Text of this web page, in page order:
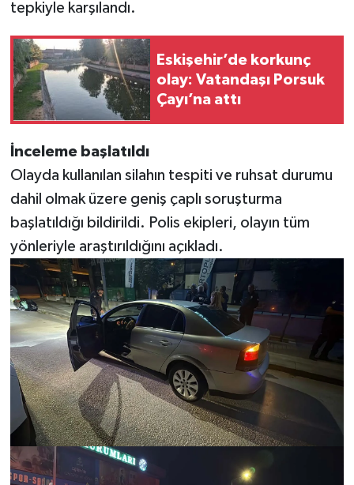
tepkiyle karşılandı.
Eskişehir’de korkunç
olay: Vatandaşı Porsuk
Çayı’na attı
İnceleme başlatıldı
Olayda kullanılan silahın tespiti ve ruhsat durumu
dahil olmak üzere geniş çaplı soruşturma
başlatıldığı bildirildi. Polis ekipleri, olayın tüm
yönleriyle araştırıldığını açıkladı.